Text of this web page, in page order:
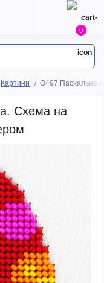
0
Картини O497 Пасхальне
Схема на